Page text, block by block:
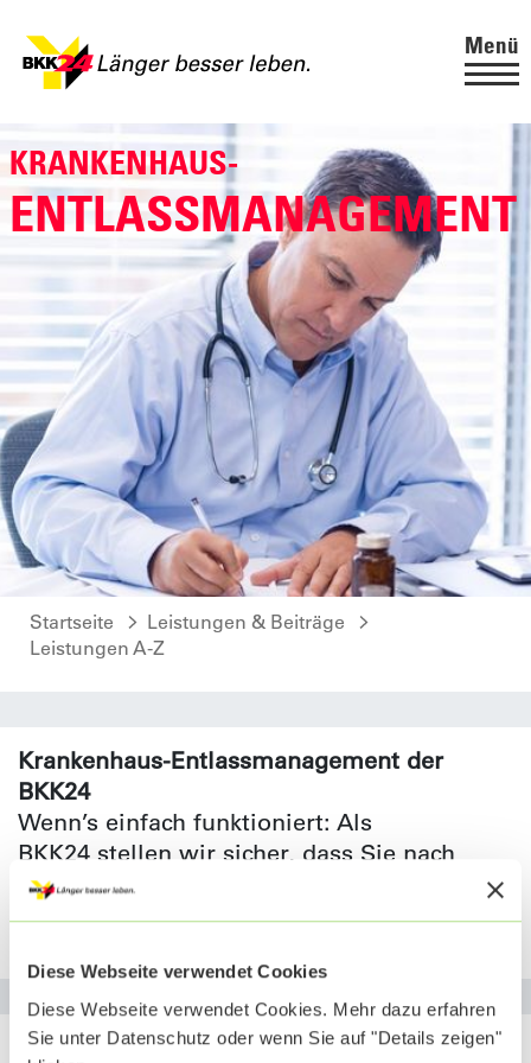
Diese Webseite verwendet Cookies
Diese Webseite verwendet Cookies. Mehr dazu erfahren
Sie unter Datenschutz oder wenn Sie auf "Details zeigen"
Menü
KRANKENHAUS-
ENTLASSMANAGEMENT
Startseite
Leistungen & Beiträge
Leistungen A-Z
Krankenhaus-Entlassmanagement der
BKK24
Wenn’s einfach funktioniert: Als
BKK24 stellen wir sicher, dass Sie nach
einer stationären Behandlung nahtlos
weiterversorgt werden und zu Hause bei